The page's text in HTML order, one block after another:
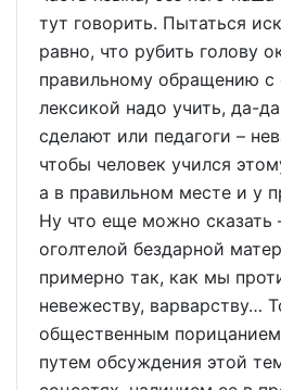
тут говорить. Пытаться
равно, что рубить голову
правильному обращению с
лексикой надо учить, да-
сделают или педагоги –
чтобы человек учился
а в правильном месте и у
Ну что еще можно сказать
оголтелой бездарной
примерно так, как мы
невежеству, варварству…
общественным
путем обсуждения этой